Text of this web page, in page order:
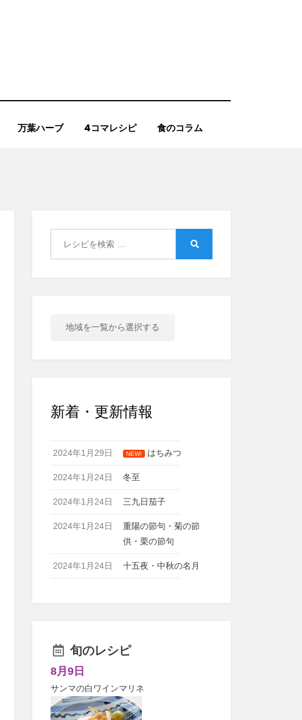
万葉ハーブ 4コマレシピ 食のコラム
地域を一覧から選択する
新着・更新情報
2024年1月29日 NEW! はちみつ
2024年1月24日 冬至
2024年1月24日 三九日茄子
2024年1月24日
重陽の節句・菊の節
供・栗の節句
2024年1月24日 十五夜・中秋の名月
旬のレシピ
8月9日
サンマの白ワインマリネ